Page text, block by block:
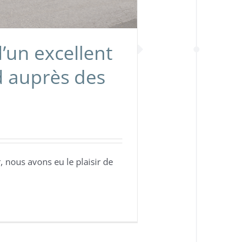
excellent
auprès des
nous avons eu le plaisir de